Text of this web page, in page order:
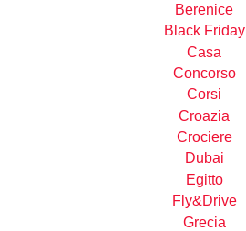
Berenice
Black Friday
Casa
Concorso
Corsi
Croazia
Crociere
Dubai
Egitto
Fly&Drive
Grecia